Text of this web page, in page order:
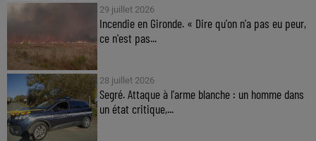
29 juillet 2026
Incendie en Gironde. « Dire qu'on n'a pas eu peur,
ce n'est pas...
28 juillet 2026
Segré. Attaque à l'arme blanche : un homme dans
un état critique,...